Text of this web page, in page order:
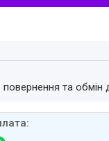
та обмін